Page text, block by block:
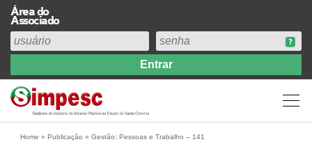
Área do
Associado
Institucional
Perfil
Diretoria
Home » Publicação » Gestão: Pessoas e Trabalho – 141